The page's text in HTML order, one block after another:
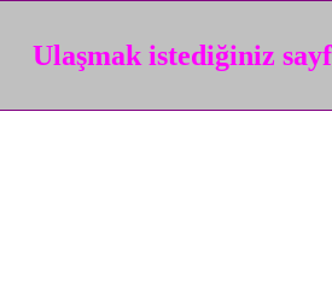
Ulaşmak istediğiniz